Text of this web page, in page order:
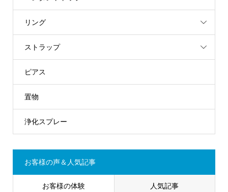
リング
ストラップ
ピアス
置物
浄化スプレー
お客様の声＆人気記事
お客様の体験 人気記事